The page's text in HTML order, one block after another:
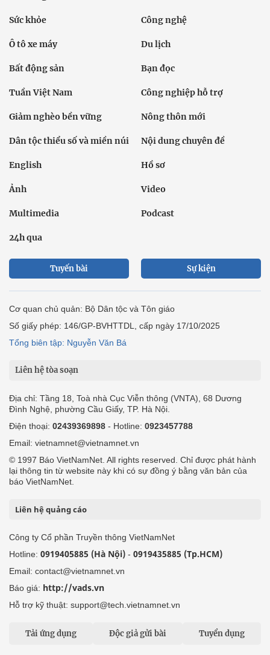
Sức khỏe Công nghệ
Ô tô xe máy Du lịch
Bất động sản Bạn đọc
Tuần Việt Nam Công nghiệp hỗ trợ
Giảm nghèo bền vững Nông thôn mới
Dân tộc thiểu số và miền núi Nội dung chuyên đề
English Hồ sơ
Ảnh Video
Multimedia Podcast
24h qua
Tuyến bài Sự kiện
Cơ quan chủ quản: Bộ Dân tộc và Tôn giáo
Số giấy phép: 146/GP-BVHTTDL, cấp ngày 17/10/2025
Tổng biên tập: Nguyễn Văn Bá
Liên hệ tòa soạn
Địa chỉ: Tầng 18, Toà nhà Cục Viễn thông (VNTA), 68 Dương
Đình Nghệ, phường Cầu Giấy, TP. Hà Nội.
Điện thoại: 02439369898 - Hotline: 0923457788
Email: vietnamnet@vietnamnet.vn
© 1997 Báo VietNamNet. All rights reserved. Chỉ được phát hành
lại thông tin từ website này khi có sự đồng ý bằng văn bản của
báo VietNamNet.
Liên hệ quảng cáo
Công ty Cổ phần Truyền thông VietNamNet
Hotline: 0919405885 (Hà Nội) - 0919435885 (Tp.HCM)
Email: contact@vietnamnet.vn
Báo giá: http://vads.vn
Hỗ trợ kỹ thuật: support@tech.vietnamnet.vn
Tải ứng dụng Độc giả gửi bài Tuyển dụng